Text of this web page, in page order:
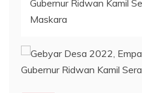
Gubernur Ridwan Kamil
Maskara